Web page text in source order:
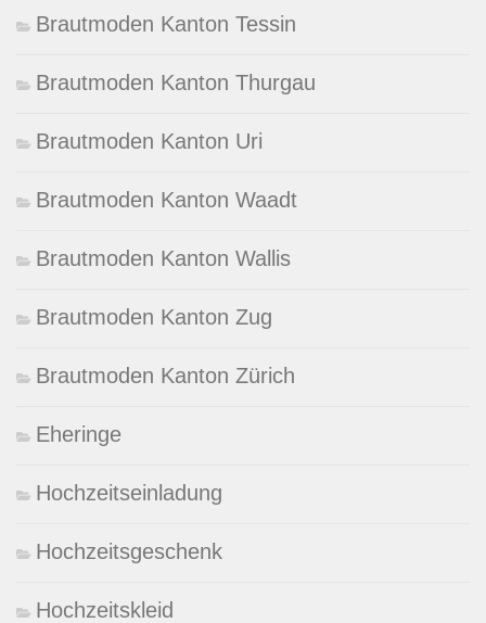
Brautmoden Kanton Tessin
Brautmoden Kanton Thurgau
Brautmoden Kanton Uri
Brautmoden Kanton Waadt
Brautmoden Kanton Wallis
Brautmoden Kanton Zug
Brautmoden Kanton Zürich
Eheringe
Hochzeitseinladung
Hochzeitsgeschenk
Hochzeitskleid